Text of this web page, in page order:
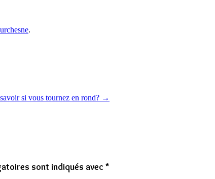
.
si vous tournez en rond? →
sont indiqués avec *